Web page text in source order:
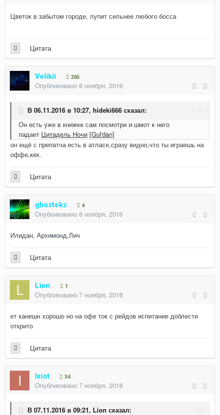
Цветок в забытом городе, лупит сильнее любого босса
Цитата
Velikii 265
Опубликовано 6 ноября, 2016
В 06.11.2016 в 10:27, hideki666 сказал:
Он есть уже в книжке сам посмотри и шмот к него
падает Цитадель Ночи [Gul'dan]
он ещё с препатча есть в атласе,сразу видно,что ты играешь на
оффе,кек.
Цитата
ghosteks 4
Опубликовано 6 ноября, 2016
Илидан, Архимонд,Лич
Цитата
Lion 1
Опубликовано 7 ноября, 2016
ет канешн хорошо но на офе ток с рейдов испитание доблести
открито
Цитата
Ixiot 34
Опубликовано 7 ноября, 2016
В 07.11.2016 в 09:21, Lion сказал: